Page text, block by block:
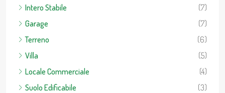
Intero Stabile
(7)
Garage
(7)
Terreno
(6)
Villa
(5)
Locale Commerciale
(4)
Suolo Edificabile
(3)